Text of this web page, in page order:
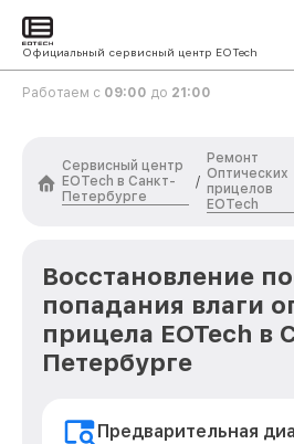
Официальный сервисный центр EOTech
Работаем с 09:00 до 21:00
Сервисный центр
EOTech в Санкт-
Петербурге
/
Ремонт
Оптических
прицелов
EOTech
Восстановление
попадания влаги
прицела EOTech в
Петербурге
Предварительная